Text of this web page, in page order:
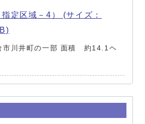
指定区域－4） (サイズ：
川井町の一部 面積 約14.1ヘ